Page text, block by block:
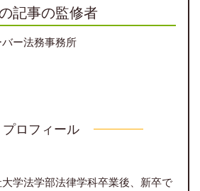
記事の監修者
ー法務事務所
プロフィール
学法学部法律学科卒業後、新卒で